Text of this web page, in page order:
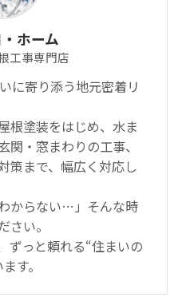
ホーム
工事専門店
に寄り添う地元密着リ
根塗装をはじめ、水ま
・窓まわりの工事、
策まで、幅広く対応し
からない…」そんな時
さい。
ずっと頼れる“住まいの
す。